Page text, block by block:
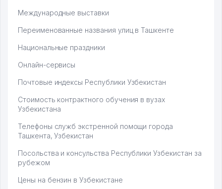
Международные выставки
Переименованные названия улиц в Ташкенте
Национальные праздники
Онлайн-сервисы
Почтовые индексы Республики Узбекистан
Стоимость контрактного обучения в вузах
Узбекистана
Телефоны служб экстренной помощи города
Ташкента, Узбекистан
Посольства и консульства Республики Узбекистан за
рубежом
Цены на бензин в Узбекистане